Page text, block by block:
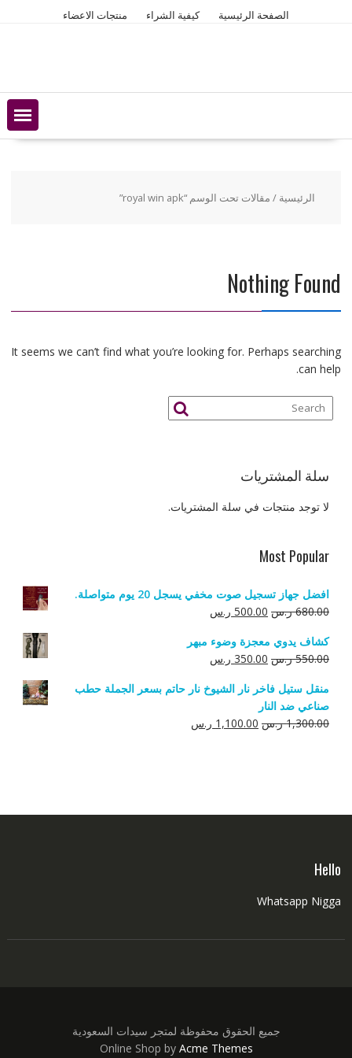
الصفحة الرئيسية كيفية الشراء منتجات الاعضاء
الرئيسية / مقالات تحت الوسم “royal win apk”
Nothing Found
It seems we can’t find what you’re looking for. Perhaps searching
can help.
سلة المشتريات
لا توجد منتجات في سلة المشتريات.
Most Popular
افضل جهاز تسجيل صوت مخفي يسجل 20 يوم متواصلة.
680.00 ر.س السعر
هو:
680.00 ر.س.
500.00 ر.سالسعر
هو:
500.00 ر.س.
كشاف يدوي معجزة وضوء مبهر
550.00 ر.س السعر
هو:
550.00 ر.س.
350.00 ر.سالسعر
هو:
منقل ستيل فاخر نار الشيوخ نار حاتم بسعر الجملة حطب
صناعي ضد النار
1,300.00 ر.س السعر
1,100.00 ر.سالسعر
Hello
Whatsapp Nigga
جميع الحقوق محفوظة لمتجر سيدات السعودية
Online Shop by Acme Themes